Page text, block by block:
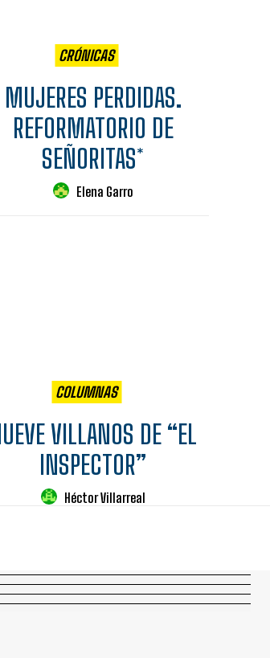
CRÓNICAS
MUJERES PERDIDAS.
REFORMATORIO DE
SEÑORITAS*
Elena Garro
COLUMNAS
VILLANOS DE “EL
INSPECTOR”
Héctor Villarreal